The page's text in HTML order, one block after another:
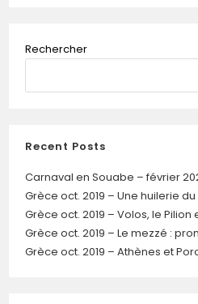
Rechercher
Recent Posts
Carnaval en Souabe – février
Grèce oct. 2019 – Une huilerie du
Grèce oct. 2019 – Volos, le Pilion
Grèce oct. 2019 – Le mezzé :
Grèce oct. 2019 – Athènes et